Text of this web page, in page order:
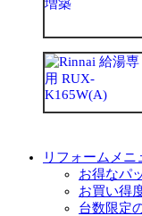
リフォームメニ
お得なパ
お買い得
台数限定